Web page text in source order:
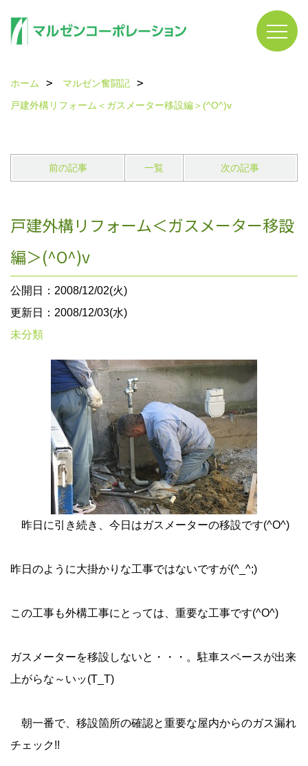
ホーム
マルゼン奮闘記
戸建外構リフォーム＜ガスメーター移設編＞(^O^)v
前の記事 一覧 次の記事
戸建外構リフォーム＜ガスメーター移設
編＞(^O^)v
公開日：2008/12/02(火)
更新日：2008/12/03(水)
未分類
昨日に引き続き、今日はガスメーターの移設です(^O^)
昨日のように大掛かりな工事ではないですが(^_^;)
この工事も外構工事にとっては、重要な工事です(^O^)
ガスメーターを移設しないと・・・。駐車スペースが出来
上がらな～いッ(T_T)
朝一番で、移設箇所の確認と重要な屋内からのガス漏れ
チェック!!